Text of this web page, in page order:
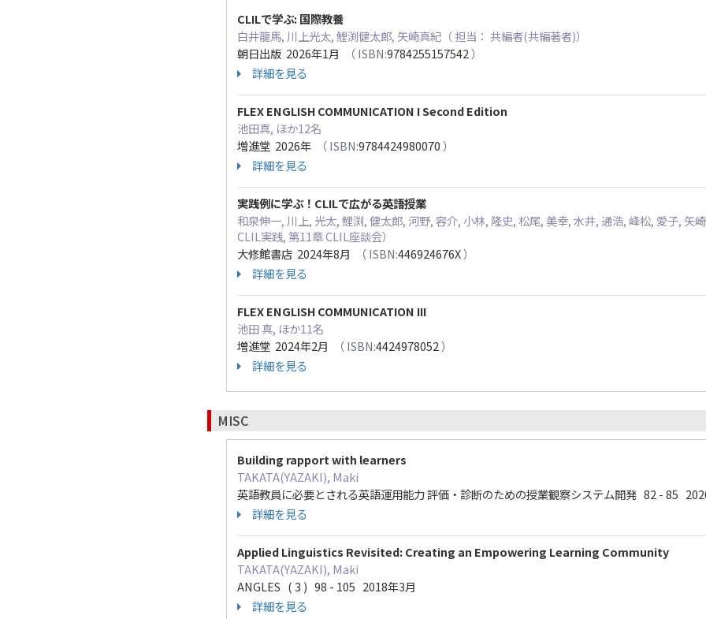
CLILで学ぶ: 国際教養
白井龍馬, 川上光太, 鯉渕健太郎, 矢崎真紀（ 担当： 共編者(共編著者)）
朝日出版 2026年1月
（ ISBN:9784255157542）
詳細を見る
FLEX ENGLISH COMMUNICATION I Second Edition
池田真, ほか12名
増進堂 2026年
（ ISBN:9784424980070）
詳細を見る
実践例に学ぶ！CLILで広がる英語授業
和泉伸一, 川上, 光太, 鯉渕, 健太郎, 河野, 容介, 小林, 隆史, 松尾, 美幸, 水井, 通浩, 峰松, 愛子, 矢
CLIL実践, 第11章 CLIL座談会）
大修館書店 2024年8月
（ ISBN:446924676X）
詳細を見る
FLEX ENGLISH COMMUNICATION III
池田 真, ほか11名
増進堂 2024年2月
（ ISBN:4424978052）
詳細を見る
MISC
Building rapport with learners
TAKATA(YAZAKI), Maki
英語教員に必要とされる英語運用能力 評価・診断のための授業観察システム開発 82 - 85
詳細を見る
Applied Linguistics Revisited: Creating an Empowering Learning Community
TAKATA(YAZAKI), Maki
ANGLES ( 3 ) 98 - 105 2018年3月
詳細を見る